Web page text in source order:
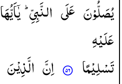
یُصَلُّوْنَ عَلَی النَّبِیِّ ؕ یٰۤاَیُّهَا
عَلَیْهِ
تَسْلِیْمًا
اِنَّ الَّذِیْنَ